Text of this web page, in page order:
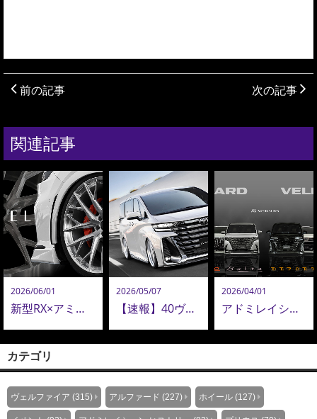
前の記事 次の記事
関連記事
2026/06/01
新型RX×アミスタット新作24インチ鍛造ホイールが圧巻！新型アルヴェル・LM用22インチも追加決定！
2026/05/07
【速報】40ヴェルファイア コンプリートオーダー再開！ADMIRATION 40ヴェルファイア 最新カスタム公開！
2026/04/01
アドミレイションがおすすめする、アルファード＆ヴェルファイア エアロパーツコレクション
カテゴリ
ヴェルファイア (315) アルファード (227) ホイール (127)